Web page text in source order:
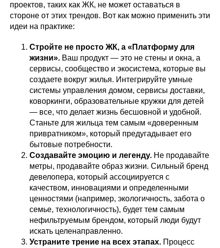
проектов, таких как ЖК, не может оставаться в
стороне от этих трендов. Вот как можно применить эти
идеи на практике:
Стройте не просто ЖК, а «Платформу для
жизни». Ваш продукт — это не стены и окна, а
сервисы, сообщество и экосистема, которые вы
создаете вокруг жилья. Интегрируйте умные
системы управления домом, сервисы доставки,
коворкинги, образовательные кружки для детей
— все, что делает жизнь бесшовной и удобной.
Станьте для жильца тем самым «доверенным
привратником», который предугадывает его
бытовые потребности.
Создавайте эмоцию и легенду. Не продавайте
метры, продавайте образ жизни. Сильный бренд
девелопера, который ассоциируется с
качеством, инновациями и определенными
ценностями (например, экологичность, забота о
семье, технологичность), будет тем самым
нефильтруемым брендом, который люди будут
искать целенаправленно.
Устраните трение на всех этапах. Процесс